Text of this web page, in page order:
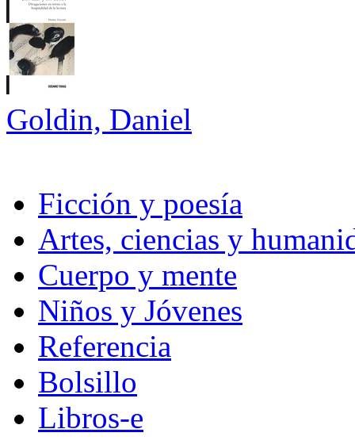
Goldin, Daniel
Ficción y poesía
Artes, ciencias y
Cuerpo y mente
Niños y Jóvenes
Referencia
Bolsillo
Libros-e